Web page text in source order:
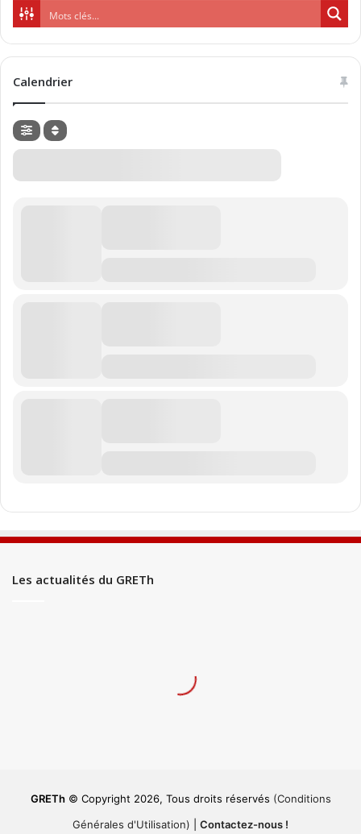
Calendrier
Les actualités du GRETh
GRETh© Copyright 2026, Tous droits réservés (Conditions
Générales d'Utilisation)
Contactez-nous !